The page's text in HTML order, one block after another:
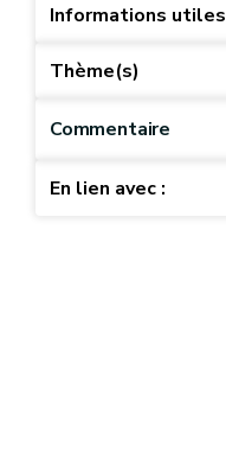
Informations utiles
Thème(s)
Commentaire
En lien avec :